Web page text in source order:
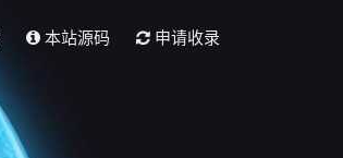
本站源码 申请收录